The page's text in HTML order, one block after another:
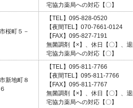
宅協力薬局への対応【〇】
桜町５－
【TEL】095-828-0520
【夜間TEL】070-7661-0124
【FAX】095-827-7191
無菌調剤【×】、休日【〇】、
宅協力薬局への対応【〇】
新地町８
【TEL】095-811-7766
【夜間TEL】095-811-7766
【FAX】095-811-7767
無菌調剤【×】、休日【〇】、
宅協力薬局への対応【〇】